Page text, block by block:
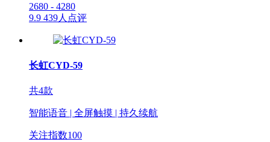
2680 - 4280
9.9 439人点评
长虹CYD-59
共4款
智能语音 | 全屏触摸 | 持久续航
关注指数100